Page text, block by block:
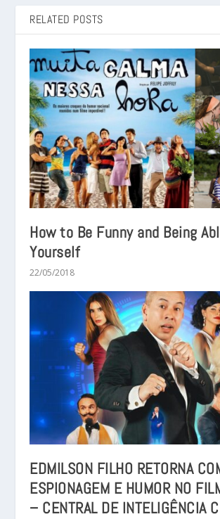
RELATED POSTS
How to Be Funny and Being
Yourself
22/05/2018
EDMILSON FILHO RETORNA
ESPIONAGEM E HUMOR NO
– CENTRAL DE INTELIGÊNCIA